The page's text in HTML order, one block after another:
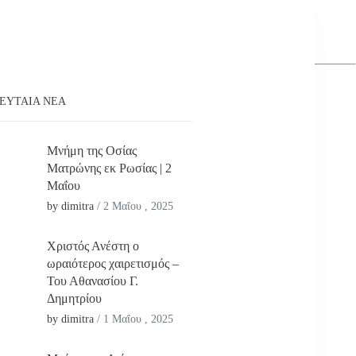
ΝΕΑ
Μνήμη της Οσίας
Ματρώνης εκ Ρωσίας | 2
Μαΐου
by dimitra / 2 Μαΐου , 2025
Χριστός Ανέστη ο
ωραιότερος χαιρετισμός –
Του Αθανασίου Γ.
Δημητρίου
by dimitra / 1 Μαΐου , 2025